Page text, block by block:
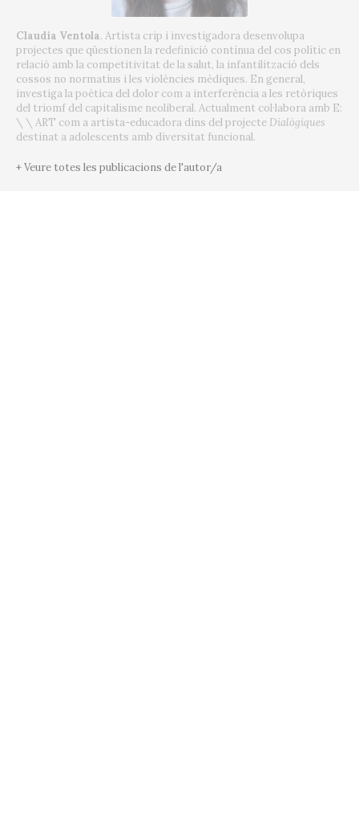
Claudia Ventola. Artista crip i investigadora desenvolupa
projectes que qüestionen la redefinició contínua del cos polític en
relació amb la competitivitat de la salut, la infantilització dels
cossos no normatius i les violències mèdiques. En general,
investiga la poètica del dolor com a interferència a les retòriques
del triomf del capitalisme neoliberal. Actualment col·labora amb E:
\ \ ART com a artista-educadora dins del projecte Dialògiques
destinat a adolescents amb diversitat funcional.
+ Veure totes les publicacions de l'autor/a